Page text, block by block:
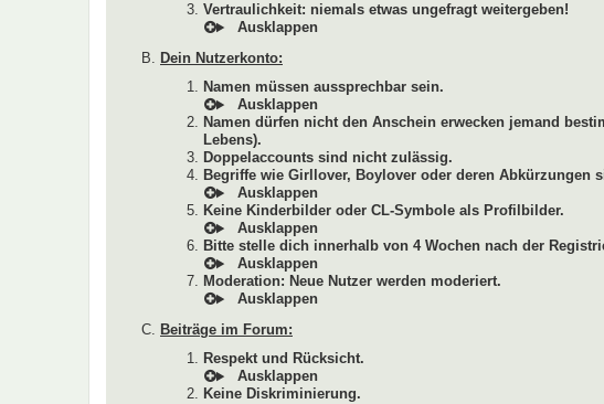
Vertraulichkeit: niemals etwas ungefragt weitergeben!
Dein Nutzerkonto:
Namen müssen aussprechbar sein.
Namen dürfen nicht den Anschein erwecken jemand
Lebens).
Doppelaccounts sind nicht zulässig.
Begriffe wie Girllover, Boylover oder deren Abkürzungen
Keine Kinderbilder oder CL-Symbole als Profilbilder.
Bitte stelle dich innerhalb von 4 Wochen nach der
Moderation: Neue Nutzer werden moderiert.
Beiträge im Forum:
Respekt und Rücksicht.
Keine Diskriminierung.